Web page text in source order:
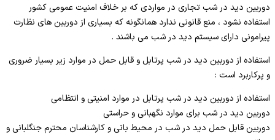
دوربین دید در شب تجاری در مواردی که بر خلاف امنیت عمومی کشور
استفاده نشود ، منع قانونی ندارد همانگونه که بسیاری از دوربین های نظارت
پیرامونی دارای سیستم دید در شب می باشند .
استفاده از دوربین دید در شب پرتابل و قابل حمل در موارد زیر بسیار ضروری
و پرکاربرد است :
استفاده از دوربین دید در شب پرتابل در موارد امنیتی و انتظامی
دوربین دید در شب برای موارد نگهبانی و حراستی
دوربین قابل حمل دید در شب در محیط بانی و کارشناسان محترم جنگلبانی و